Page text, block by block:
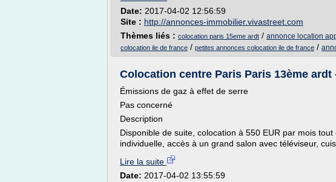
Date: 2017-04-02 12:56:59
Site : http://annonces-immobilier.vivastreet.com
Thèmes liés : colocation paris 15eme ardt / annonce location
colocation ile de france / petites annonces colocation ile de france /
Colocation centre Paris Paris 13ème ardt
Émissions de gaz à effet de serre
Pas concerné
Description
Disponible de suite, colocation à 550 EUR par mois
individuelle, accès à un grand salon avec téléviseur,
Lire la suite
Date: 2017-04-02 13:55:59